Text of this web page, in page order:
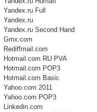
Yandex.ru Full
Yandex.ru
Yandex.ru Second Hand
Gmx.com
Rediffmail.com
Hotmail.com RU PVA
Hotmail.com POP3
Hotmail.com Basic
Yahoo.com 2011
Yahoo.com POP3
Linkedin.com